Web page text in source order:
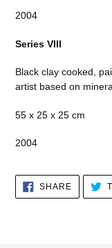
2004
Series VIII
Black clay cooked,
artist based on
55 x 25 x 25 cm
2004
SHARESHARE